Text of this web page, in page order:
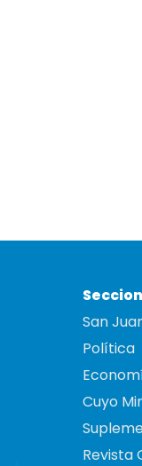
San
Política
Cuyo
Revista